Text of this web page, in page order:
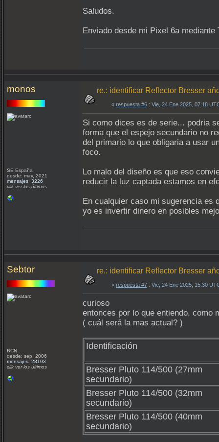
Saludos.
Enviado desde mi Pixel 6a mediante
monos
SE España
desde: may, 2021
mensajes: 3226
clik ver los últimos
re.: identificar Reflector Bresser
« respuesta #6 : Vie, 24 Ene 2025, 07:18
Si como dices es de serie... podria
forma que el espejo secundario no
del primario lo que obligaria a usar
foco.
Lo malo del diseño es que eso
reducir la luz captada estamos en
En cualquier caso mi sugerencia es
yo es invertir dinero en posibles
Sebtor
BCN
desde: sep, 2006
mensajes: 28193
clik ver los últimos
re.: identificar Reflector Bresser
« respuesta #7 : Vie, 24 Ene 2025, 15:30
curioso
entonces por lo que entiendo, como
( cuál será la mas actual? )
Identificación
Bresser Pluto 114/500 (27mm
secundario)
Bresser Pluto 114/500 (32mm
secundario)
Bresser Pluto 114/500 (40mm
secundario)